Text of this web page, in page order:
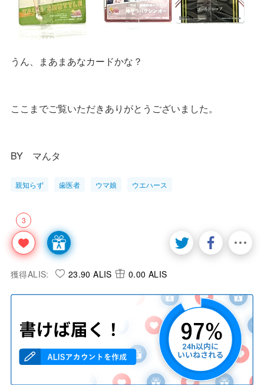
うん、まあまあなカードかな？
ここまでご覧いただきありがとうございました。
BY マんタ
親知らず 歯医者 ウマ娘 ウエハース
3
獲得ALIS: 23.90 ALIS 0.00 ALIS